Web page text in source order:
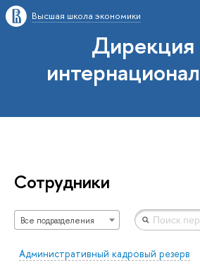
Высшая школа экономики
Дирекция
Сотрудники
Все подразделения
Административный кадровый резерв